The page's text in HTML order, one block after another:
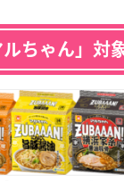
ちゃん」対